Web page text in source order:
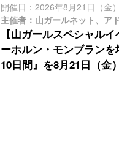
開催日：2026年8月21日（金
主催者：山ガールネット、ア
【山ガールスペシャル
ーホルン・モンブラン
10日間』を8月21日（金